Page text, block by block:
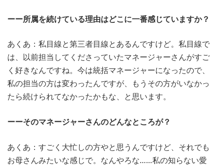
ーー所属を続けている理由はどこに一番感じていますか？
あくあ：私目線と第三者目線とあるんですけど。私目線で
は、以前担当してくださっていたマネージャーさんがすご
く好きなんですね。今は統括マネージャーになったので、
私の担当の方は変わったんですが、もうその方がいなかっ
たら続けられてなかったかもな、と思います。
ーーそのマネージャーさんのどんなところが？
あくあ：すごく大忙しの方やと思うんですけど、それでも
お母さんみたいな感じで。なんやろな……私の知らない愛